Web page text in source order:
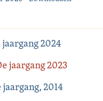
2024
jaargang 2023
2014